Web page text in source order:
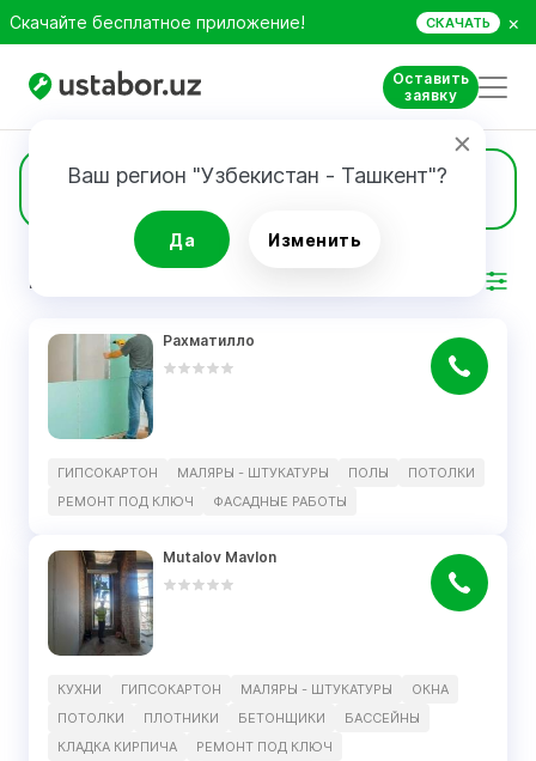
Скачайте бесплатное приложение! СКАЧАТЬ ×
Оставить
заявку
Ваш регион "Узбекистан - Ташкент"?
Да Изменить
Гипсокартон
РЕЗУЛЬТАТ
Рахматилло
ГИПСОКАРТОН МАЛЯРЫ - ШТУКАТУРЫ ПОЛЫ
ПОТОЛКИ
РЕМОНТ ПОД КЛЮЧ
ФАСАДНЫЕ РАБОТЫ
Mutalov Mavlon
КУХНИ ГИПСОКАРТОН МАЛЯРЫ - ШТУКАТУРЫ
ОКНА
ПОТОЛКИ
ПЛОТНИКИ БЕТОНЩИКИ
БАССЕЙНЫ
КЛАДКА КИРПИЧА
РЕМОНТ ПОД КЛЮЧ